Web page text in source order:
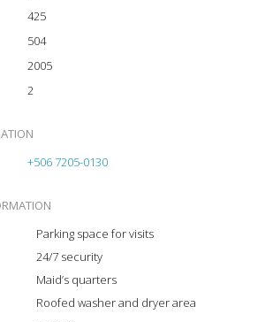
425
504
2005
2
+506 7205-0130
Parking space for visits
24/7 security
Maid’s quarters
Roofed washer and dryer area